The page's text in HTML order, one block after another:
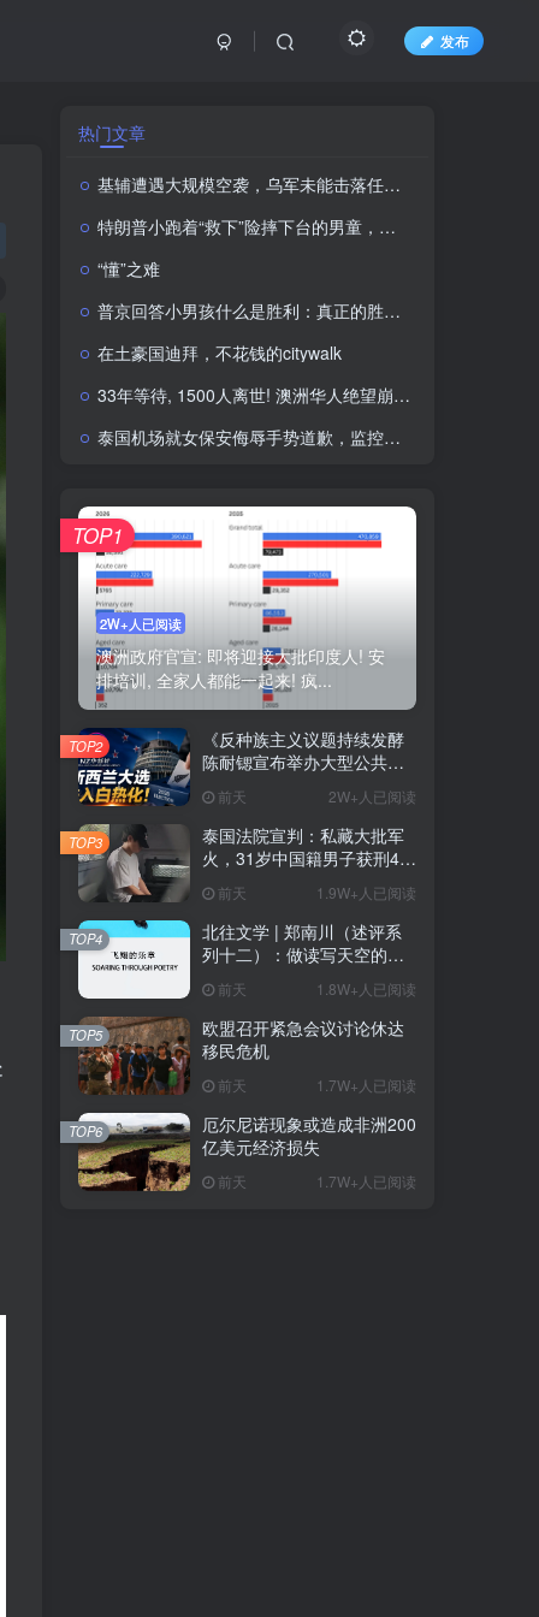
发布
热门文章
基辅遭遇大规模空袭，乌军未能击落任何一枚俄罗斯导弹
特朗普小跑着“救下”险摔下台的男童，顺便“补刀”拜登：“我可不想他像拜登一样摔下来”
“懂”之难
普京回答小男孩什么是胜利：真正的胜利在于战胜自我，此前还有小男孩称他还是在电视上看起来更高
在土豪国迪拜，不花钱的citywalk
33年等待, 1500人离世! 澳洲华人绝望崩溃! 工党内部矛盾, 新移民政策引发大问题
泰国机场就女保安侮辱手势道歉，监控视频曝光后骂声一片
2W+人已阅读
澳洲政府官宣: 即将迎接大批印度人! 安
排培训, 全家人都能一起来! 疯...
TOP1
《反种族主义议题持续发酵
陈耐锶宣布举办大型公共会
席》——新西兰大选进入白
热化阶段 种族关系与对华政
策再成选战焦点
前天 2W+人已阅读
TOP2
泰国法院宣判：私藏大批军
火，31岁中国籍男子获刑46
前天 1.9W+人已阅读
TOP3
北往文学 | 郑南川（述评系
列十二）：做读写天空的诗
章》）（附：心漫述评）
前天 1.8W+人已阅读
TOP4
欧盟召开紧急会议讨论休达
移民危机
前天 1.7W+人已阅读
TOP5
厄尔尼诺现象或造成非洲200
亿美元经济损失
前天 1.7W+人已阅读
TOP6